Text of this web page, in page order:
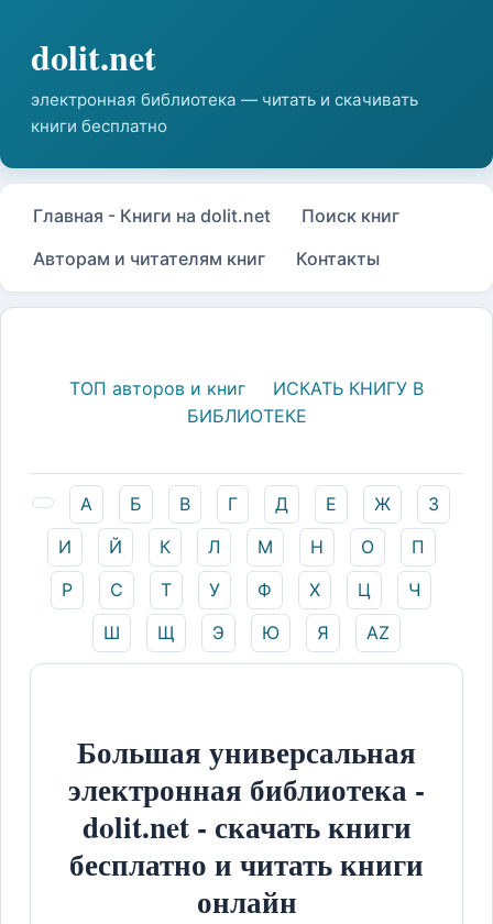
Главная - Книги на dolit.net
Поиск книг
Авторам и читателям книг
Контакты
ТОП авторов и книг
ИСКАТЬ КНИГУ В
БИБЛИОТЕКЕ
А Б В Г Д Е Ж
З
И
Й К Л М Н О
П
Р
С Т У Ф Х Ц
Ч
Ш
Щ Э Ю Я AZ
Большая универсальная
электронная библиотека -
dolit.net - скачать книги
бесплатно и читать книги
онлайн